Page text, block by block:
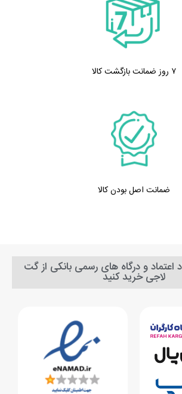
۷ روز ضمانت بازگشت کالا
ضمانت اصل بودن کالا
اعتماد و درگاه های رسمی بانکی از گت
لاجی خرید کنید